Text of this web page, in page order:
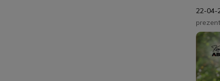
22-04-